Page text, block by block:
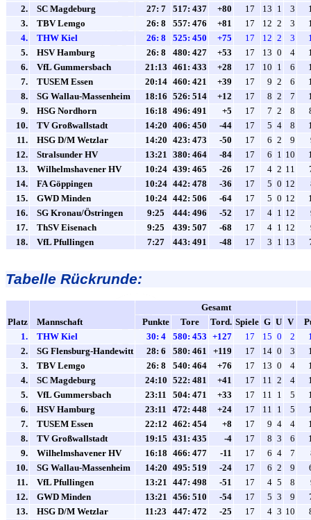
2.
SC Magdeburg 27: 7 517: 437 +80 17 13 1 3
3.
TBV Lemgo 26: 8 557: 476 +81 17 12 2 3
4.
THW Kiel 26: 8 525: 450 +75 17 12 2 3
5.
HSV Hamburg 26: 8 480: 427 +53 17 13 0 4
6.
VfL Gummersbach 21:13 461: 433 +28 17 10 1 6
7.
TUSEM Essen 20:14 460: 421 +39 17 9 2 6
8.
SG Wallau-Massenheim 18:16 526: 514 +12 17 8 2 7
9.
HSG Nordhorn 16:18 496: 491 +5 17 7 2 8
10.
TV Großwallstadt 14:20 406: 450 -44 17 5 4 8
11.
HSG D/M Wetzlar 14:20 423: 473 -50 17 6 2 9
12.
Stralsunder HV 13:21 380: 464 -84 17 6 1 10
13.
Wilhelmshavener HV 10:24 439: 465 -26 17 4 2 11
14.
FA Göppingen 10:24 442: 478 -36 17 5 0 12
15.
GWD Minden 10:24 442: 506 -64 17 5 0 12
16.
SG Kronau/Östringen 9:25 444: 496 -52 17 4 1 12
17.
ThSV Eisenach 9:25 439: 507 -68 17 4 1 12
18.
VfL Pfullingen 7:27 443: 491 -48 17 3 1 13
Tabelle Rückrunde:
Platz Mannschaft
Gesamt
Punkte
Tore Tord. Spiele G U V
1.
THW Kiel 30: 4 580: 453 +127 17 15 0 2
2.
SG Flensburg-Handewitt 28: 6 580: 461 +119 17 14 0 3
3.
TBV Lemgo 26: 8 540: 464 +76 17 13 0 4
4.
SC Magdeburg 24:10 522: 481 +41 17 11 2 4
5.
VfL Gummersbach 23:11 504: 471 +33 17 11 1 5
6.
HSV Hamburg 23:11 472: 448 +24 17 11 1 5
7.
TUSEM Essen 22:12 462: 454 +8 17 9 4 4
8.
TV Großwallstadt 19:15 431: 435 -4 17 8 3 6
9.
Wilhelmshavener HV 16:18 466: 477 -11 17 6 4 7
10.
SG Wallau-Massenheim 14:20 495: 519 -24 17 6 2 9
11.
VfL Pfullingen 13:21 447: 498 -51 17 4 5 8
12.
GWD Minden 13:21 456: 510 -54 17 5 3 9
13.
HSG D/M Wetzlar 11:23 447: 472 -25 17 4 3 10